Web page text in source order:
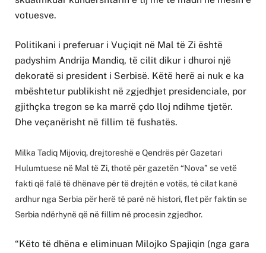
votuesve.
Politikani i preferuar i Vuçiqit në Mal të Zi është
padyshim Andrija Mandiq, të cilit dikur i dhuroi një
dekoratë si president i Serbisë. Këtë herë ai nuk e ka
mbështetur publikisht në zgjedhjet presidenciale, por
gjithçka tregon se ka marrë çdo lloj ndihme tjetër.
Dhe veçanërisht në fillim të fushatës.
Milka Tadiq Mijoviq, drejtoreshë e Qendrës për Gazetari
Hulumtuese në Mal të Zi, thotë për gazetën “Nova” se vetë
fakti që falë të dhënave për të drejtën e votës, të cilat kanë
ardhur nga Serbia për herë të parë në histori, flet për faktin se
Serbia ndërhynë që në fillim në procesin zgjedhor.
“Këto të dhëna e eliminuan Milojko Spajiqin (nga gara